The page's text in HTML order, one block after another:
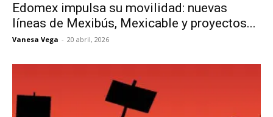
Edomex impulsa su movilidad: nuevas
líneas de Mexibús, Mexicable y proyectos...
Vanesa Vega - 20 abril, 2026